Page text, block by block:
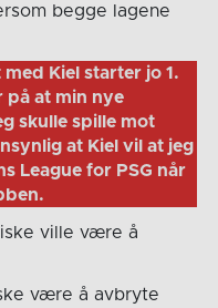
begge lagene
Kiel starter jo 1.
på at min nye
skulle spille mot
at Kiel vil at jeg
League for PSG når
ville være å
være å avbryte